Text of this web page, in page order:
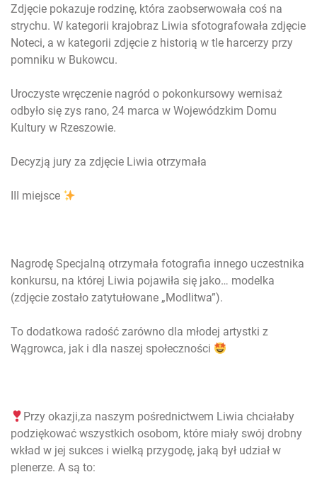
Zdjęcie pokazuje rodzinę, która zaobserwowała coś na
strychu. W kategorii krajobraz Liwia sfotografowała zdjęcie
Noteci, a w kategorii zdjęcie z historią w tle harcerzy przy
pomniku w Bukowcu.
Uroczyste wręczenie nagród o pokonkursowy wernisaż
odbyło się zys rano, 24 marca w Wojewódzkim Domu
Kultury w Rzeszowie.
Decyzją jury za zdjęcie Liwia otrzymała
III miejsce
Nagrodę Specjalną otrzymała fotografia innego uczestnika
konkursu, na której Liwia pojawiła się jako… modelka
(zdjęcie zostało zatytułowane „Modlitwa”).
To dodatkowa radość zarówno dla młodej artystki z
Wągrowca, jak i dla naszej społeczności
Przy okazji,za naszym pośrednictwem Liwia chciałaby
podziękować wszystkich osobom, które miały swój drobny
wkład w jej sukces i wielką przygodę, jaką był udział w
plenerze. A są to: